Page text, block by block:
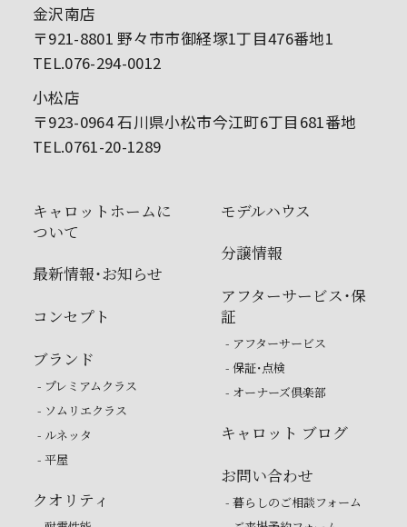
金沢南店
〒921-8801 野々市市御経塚1丁目476番地1
TEL.076-294-0012
小松店
〒923-0964 石川県小松市今江町6丁目681番地
TEL.0761-20-1289
キャロットホームに
ついて
最新情報・お知らせ
コンセプト
ブランド
- プレミアムクラス
- ソムリエクラス
- ルネッタ
- 平屋
クオリティ
モデルハウス
分譲情報
アフターサービス・保
証
- アフターサービス
- 保証・点検
- オーナーズ倶楽部
キャロット ブログ
お問い合わせ
- 暮らしのご相談フォーム